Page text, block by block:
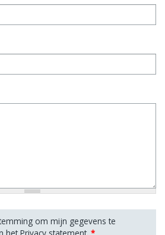
om mijn gegevens te